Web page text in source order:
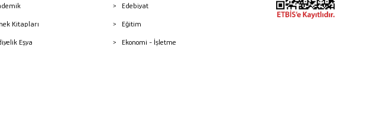
Kitapları
Eşya
Edebiyat
Eğitim
Ekonomi - İşletme